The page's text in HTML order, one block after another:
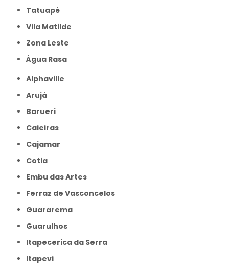
Tatuapé
Vila Matilde
Zona Leste
Água Rasa
Alphaville
Arujá
Barueri
Caieiras
Cajamar
Cotia
Embu das Artes
Ferraz de Vasconcelos
Guararema
Guarulhos
Itapecerica da Serra
Itapevi